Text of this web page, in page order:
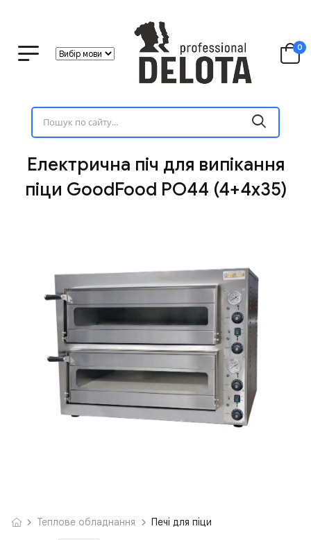
0
Електрична піч для випікання
піци GoodFood PO44 (4+4х35)
Теплове обладнання Печі для піци